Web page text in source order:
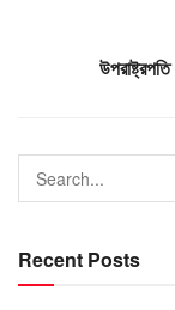
Recent Posts